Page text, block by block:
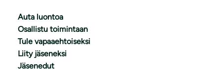
Auta luontoa
Osallistu toimintaan
Tule vapaaehtoiseksi
Liity jäseneksi
Jäsenedut